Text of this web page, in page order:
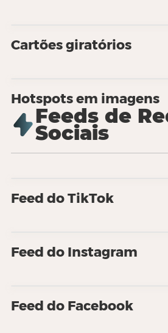
Cartões giratórios
Hotspots em imagens
Feeds de
Sociais
Feed do TikTok
Feed do Instagram
Feed do Facebook